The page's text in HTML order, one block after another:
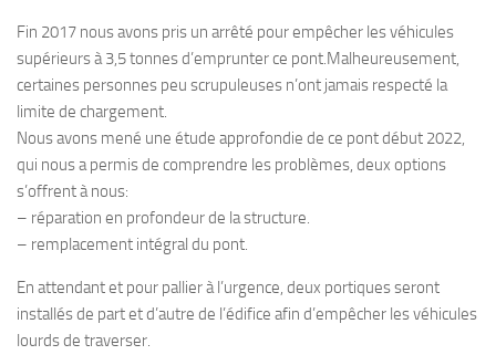
Fin 2017 nous avons pris un arrêté pour empêcher les véhicules
supérieurs à 3,5 tonnes d’emprunter ce pont.Malheureusement,
certaines personnes peu scrupuleuses n’ont jamais respecté la
limite de chargement.
Nous avons mené une étude approfondie de ce pont début 2022,
qui nous a permis de comprendre les problèmes, deux options
s’offrent à nous:
– réparation en profondeur de la structure.
– remplacement intégral du pont.
En attendant et pour pallier à l’urgence, deux portiques seront
installés de part et d’autre de l’édifice afin d’empêcher les véhicules
lourds de traverser.